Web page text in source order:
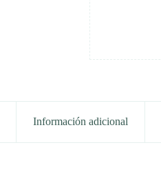
Información adicional